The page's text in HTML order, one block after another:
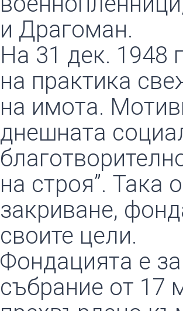
и Драгоман.
На 31 дек. 1948
на практика
на имота.
днешната
на строя”. Така
закриване,
своите цели.
Фондацията е
събрание от 17